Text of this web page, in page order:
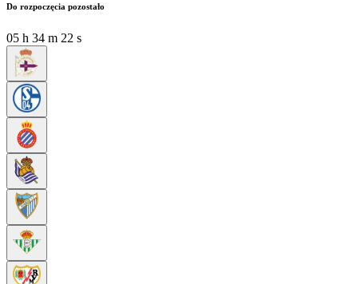
Do rozpoczęcia pozostało
05 h 34 m 22 s